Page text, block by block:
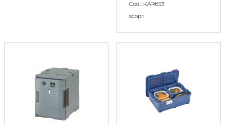
Cod.: KAR653
scopri